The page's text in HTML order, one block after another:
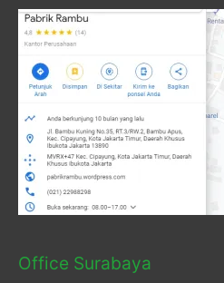
Office Surabaya